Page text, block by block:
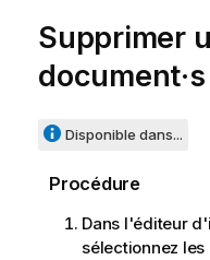
Supprimer
document·s
Disponible dans...
Procédure
Dans l'éditeur
sélectionnez